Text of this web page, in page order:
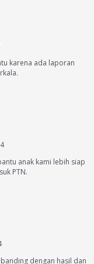
karena ada laporan
anak kami lebih siap
PTN.
dengan hasil dan